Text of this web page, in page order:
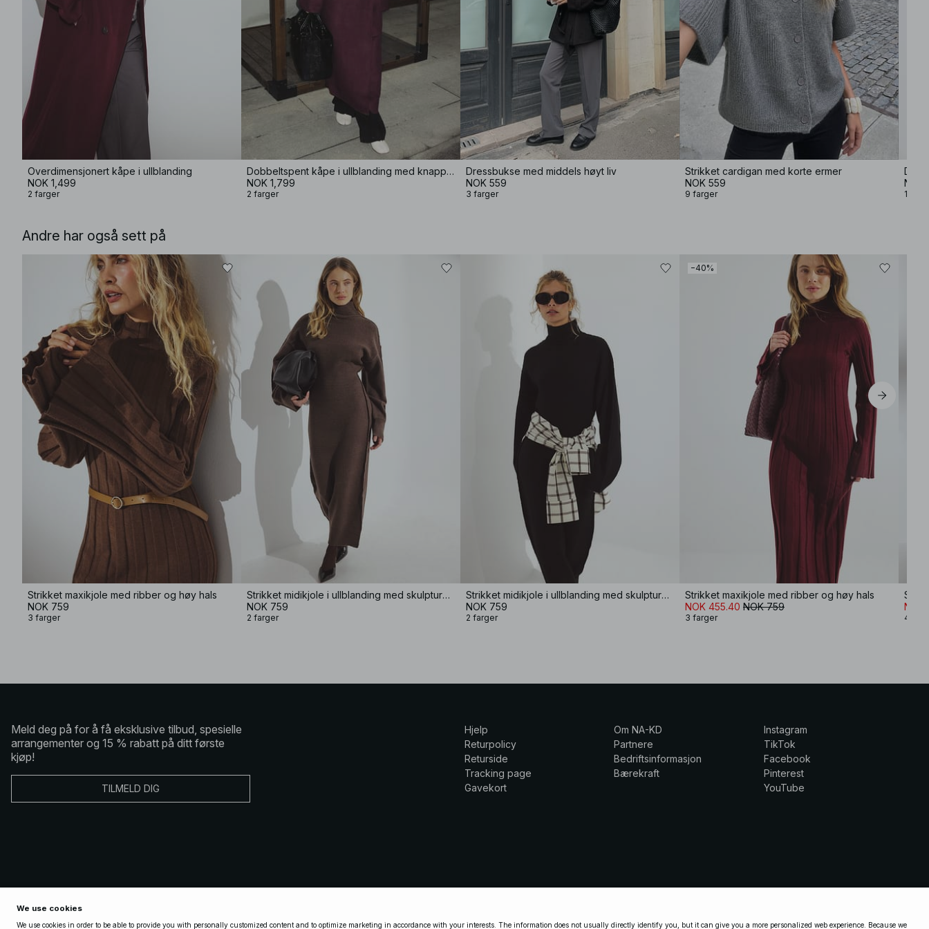
Overdimensjonert kåpe i ullblanding
NOK 1,499
2 farger
Dobbeltspent kåpe i ullblanding med knapper
NOK 1,799
2 farger
Dressbukse med middels høyt liv
NOK 559
3 farger
Strikket cardigan med korte ermer
NOK 559
9 farger
NOK
10
Andre har også sett på
Strikket maxikjole med ribber og høy hals
NOK 759
3 farger
Strikket midikjole i ullblanding med skulpturell passform
NOK 759
2 farger
Strikket midikjole i ullblanding med skulpturell passform
NOK 759
2 farger
−40%
Strikket maxikjole med ribber og høy hals
NOK 455.40 NOK 759
3 farger
NOK
4
Meld deg på for å få eksklusive tilbud, spesielle
arrangementer og 15 % rabatt på ditt første
kjøp!
TILMELD DIG
Hjelp
Returpolicy
Returside
Tracking page
Gavekort
Om NA-KD
Partnere
Bedriftsinformasjon
Bærekraft
Instagram
TikTok
Facebook
Pinterest
YouTube